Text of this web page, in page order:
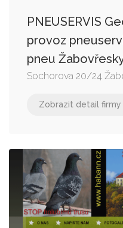
PNEUSERVIS
provoz
pneu
Sochorova 20/24
Zobrazit detail firmy